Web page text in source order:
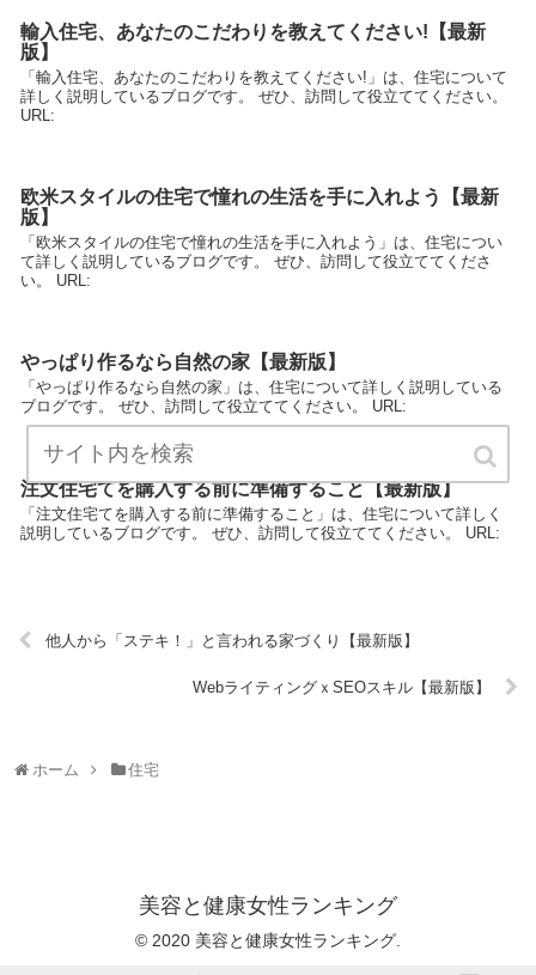
輸入住宅、あなたのこだわりを教えてください!【最新
版】
「輸入住宅、あなたのこだわりを教えてください!」は、住宅について
詳しく説明しているブログです。 ぜひ、訪問して役立ててください。
URL:
欧米スタイルの住宅で憧れの生活を手に入れよう【最新
版】
「欧米スタイルの住宅で憧れの生活を手に入れよう」は、住宅につい
て詳しく説明しているブログです。 ぜひ、訪問して役立ててくださ
い。 URL:
やっぱり作るなら自然の家【最新版】
「やっぱり作るなら自然の家」は、住宅について詳しく説明している
ブログです。 ぜひ、訪問して役立ててください。 URL:
注文住宅てを購入する前に準備すること【最新版】
「注文住宅てを購入する前に準備すること」は、住宅について詳しく
説明しているブログです。 ぜひ、訪問して役立ててください。 URL:
他人から「ステキ！」と言われる家づくり【最新版】
WebライティングｘSEOスキル【最新版】
ホーム 住宅
美容と健康女性ランキング
© 2020 美容と健康女性ランキング.